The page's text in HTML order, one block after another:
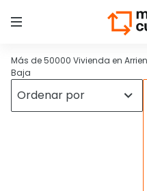
Más de 50000 Vivienda en
Baja